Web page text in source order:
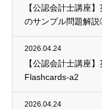
【公認会計士講座
のサンプル問題解
2026.04.24
【公認会計士講座
Flashcards-a2
2026.04.24